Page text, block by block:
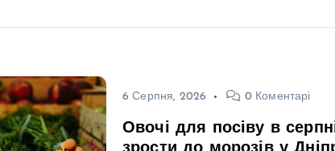
6 Серпня, 2026 0 Коментарі
Овочі для посіву в